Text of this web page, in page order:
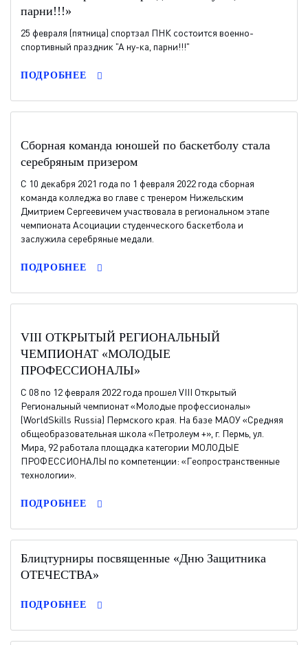
парни!!!»
25 февраля (пятница) спортзал ПНК состоится военно-
спортивный праздник "А ну-ка, парни!!!"
ПОДРОБНЕЕ
Сборная команда юношей по баскетболу стала
серебряным призером
С 10 декабря 2021 года по 1 февраля 2022 года сборная
команда колледжа во главе с тренером Нижельским
Дмитрием Сергеевичем участвовала в региональном этапе
чемпионата Асоциации студенческого баскетбола и
заслужила серебряные медали.
ПОДРОБНЕЕ
VIII ОТКРЫТЫЙ РЕГИОНАЛЬНЫЙ
ЧЕМПИОНАТ «МОЛОДЫЕ
ПРОФЕССИОНАЛЫ»
C 08 по 12 февраля 2022 года прошел VIII Открытый
Региональный чемпионат «Молодые профессионалы»
(WorldSkills Russia) Пермского края. На базе МАОУ «Средняя
общеобразовательная школа «Петролеум +», г. Пермь, ул.
Мира, 92 работала площадка категории МОЛОДЫЕ
ПРОФЕССИОНАЛЫ по компетенции: «Геопространственные
технологии».
ПОДРОБНЕЕ
Блицтурниры посвященные «Дню Защитника
ОТЕЧЕСТВА»
ПОДРОБНЕЕ